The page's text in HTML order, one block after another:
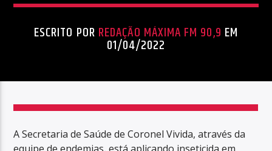
ESCRITO POR REDAÇÃO MÁXIMA FM 90,9 EM
01/04/2022
A Secretaria de Saúde de Coronel Vivida, através da